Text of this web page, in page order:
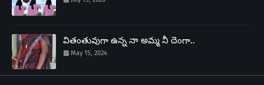
వితంతువుగా ఉన్న నా అమ్మ నీ దెంగా..
May 15, 2024